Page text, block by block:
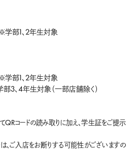
学部1、2年生対象
学部1、2年生対象
、4年生対象（一部店舗除く）
QRコードの読み取りに加え、学生証をご提示
ご入店をお断りする可能性がございますの